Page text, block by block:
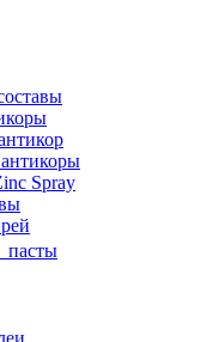
Spray
пасты